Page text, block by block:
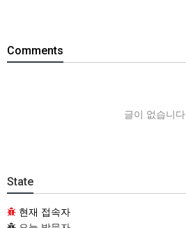
Comments
글이 없습니다.
State
현재 접속자